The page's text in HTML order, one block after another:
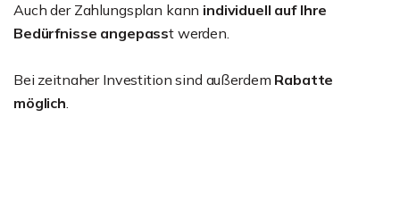
Auch der Zahlungsplan kann individuell auf Ihre
Bedürfnisse angepasst werden.
Bei zeitnaher Investition sind außerdem Rabatte
möglich.